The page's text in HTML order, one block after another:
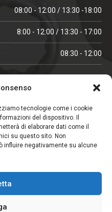
tecnologie come i cookie
del dispositivo. Il
di elaborare dati come il
su questo sito. Non
influire negativamente su alcune
08:00 - 12:00 / 13:30 -18:00
8:00 - 12:00 / 13:30 - 17:00
08:30 - 12:00
08:00 - 12:00 / 13:30 -18:00
08:00 - 12:00